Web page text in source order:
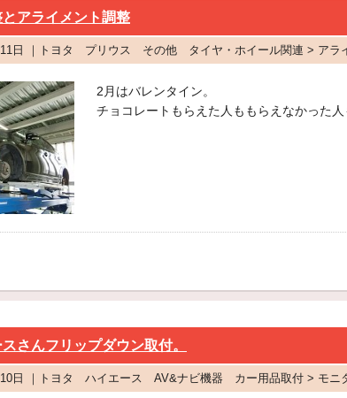
アライメント調整
11日 ｜トヨタ プリウス その他 タイヤ・ホイール関連 > アラ
2月はバレンタイン。
チョコレートもらえた人ももらえなかった人
さんフリップダウン取付。
10日 ｜トヨタ ハイエース AV&ナビ機器 カー用品取付 > モニ